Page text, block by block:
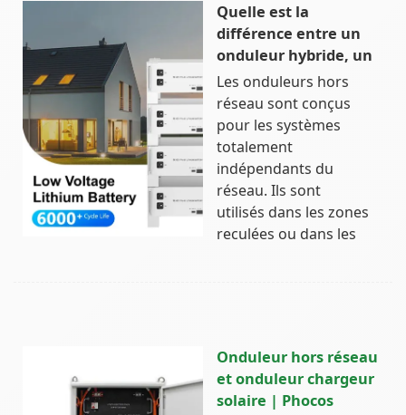
Quelle est la
différence entre un
onduleur hybride, un
Les onduleurs hors
réseau sont conçus
pour les systèmes
totalement
indépendants du
réseau. Ils sont
utilisés dans les zones
reculées ou dans les
Onduleur hors réseau
et onduleur chargeur
solaire | Phocos